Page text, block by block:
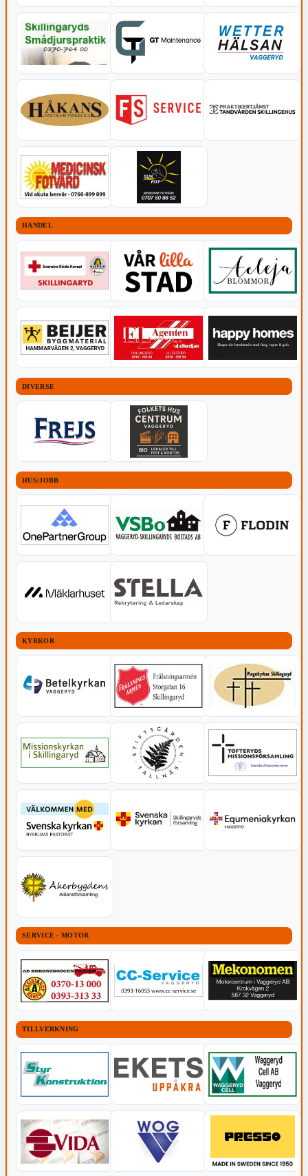
HANDEL
DIVERSE
HUS/JOBB
KYRKOR
SERVICE - MOTOR
TILLVERKNING